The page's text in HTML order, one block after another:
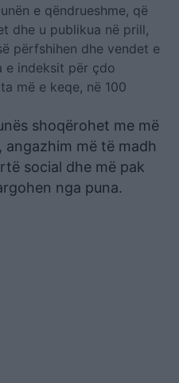
e qëndrueshme, që
dhe u publikua në prill,
përfshihen dhe vendet e
e indeksit për çdo
më e keqe, në 100
shoqërohet me më
angazhim më të madh
social dhe më pak
nga puna.